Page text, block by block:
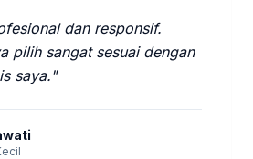
dan responsif.
pilih sangat sesuai dengan
saya."